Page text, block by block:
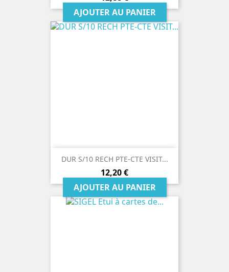
AJOUTER AU PANIER
DUR S/10 RECH PTE-CTE VISIT...
Prix
12,20 €
AJOUTER AU PANIER